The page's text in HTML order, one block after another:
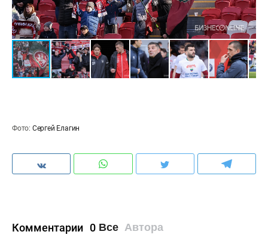
Фото: Сергей Елагин
Комментарии 0 Все Автора